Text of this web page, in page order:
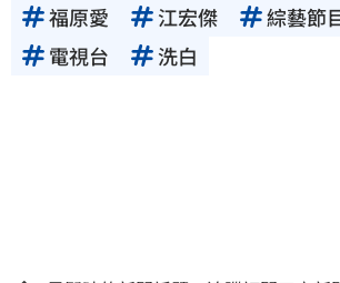
福原愛 江宏傑 綜藝節
電視台
洗白